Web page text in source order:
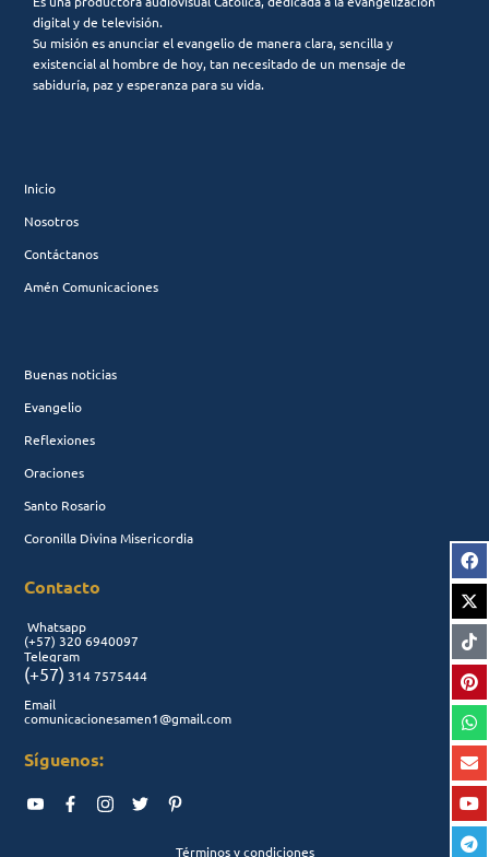
digital y de televisión.
Su misión es anunciar el evangelio de manera clara, sencilla y
existencial al hombre de hoy, tan necesitado de un mensaje de
sabiduría, paz y esperanza para su vida.
Inicio
Nosotros
Contáctanos
Amén Comunicaciones
Buenas noticias
Evangelio
Reflexiones
Oraciones
Santo Rosario
Coronilla Divina Misericordia
Contacto
Whatsapp
(+57) 320 6940097
Telegram
(+57) 314 7575444
Email
comunicacionesamen1@gmail.com
Síguenos:
Términos y condiciones